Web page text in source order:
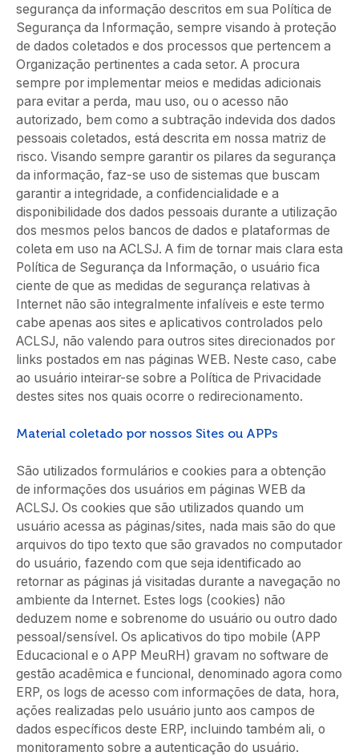
segurança da informação descritos em sua Política de
Segurança da Informação, sempre visando à proteção
de dados coletados e dos processos que pertencem a
Organização pertinentes a cada setor. A procura
sempre por implementar meios e medidas adicionais
para evitar a perda, mau uso, ou o acesso não
autorizado, bem como a subtração indevida dos dados
pessoais coletados, está descrita em nossa matriz de
risco. Visando sempre garantir os pilares da segurança
da informação, faz-se uso de sistemas que buscam
garantir a integridade, a confidencialidade e a
disponibilidade dos dados pessoais durante a utilização
dos mesmos pelos bancos de dados e plataformas de
coleta em uso na ACLSJ. A fim de tornar mais clara esta
Política de Segurança da Informação, o usuário fica
ciente de que as medidas de segurança relativas à
Internet não são integralmente infalíveis e este termo
cabe apenas aos sites e aplicativos controlados pelo
ACLSJ, não valendo para outros sites direcionados por
links postados em nas páginas WEB. Neste caso, cabe
ao usuário inteirar-se sobre a Política de Privacidade
destes sites nos quais ocorre o redirecionamento.
Material coletado por nossos Sites ou APPs
São utilizados formulários e cookies para a obtenção
de informações dos usuários em páginas WEB da
ACLSJ. Os cookies que são utilizados quando um
usuário acessa as páginas/sites, nada mais são do que
arquivos do tipo texto que são gravados no computador
do usuário, fazendo com que seja identificado ao
retornar as páginas já visitadas durante a navegação no
ambiente da Internet. Estes logs (cookies) não
deduzem nome e sobrenome do usuário ou outro dado
pessoal/sensível. Os aplicativos do tipo mobile (APP
Educacional e o APP MeuRH) gravam no software de
gestão acadêmica e funcional, denominado agora como
ERP, os logs de acesso com informações de data, hora,
ações realizadas pelo usuário junto aos campos de
dados específicos deste ERP, incluindo também ali, o
monitoramento sobre a autenticação do usuário.